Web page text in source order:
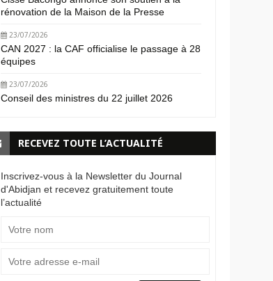
rénovation de la Maison de la Presse
23/07/2026
CAN 2027 : la CAF officialise le passage à 28
équipes
23/07/2026
Conseil des ministres du 22 juillet 2026
RECEVEZ TOUTE L’ACTUALITÉ
Inscrivez-vous à la Newsletter du Journal
d'Abidjan et recevez gratuitement toute
l’actualité